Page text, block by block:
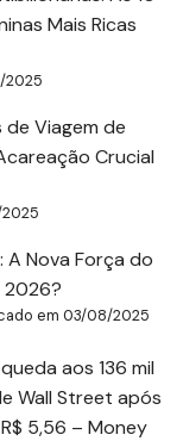
Mais Ricas
2025
de Viagem de
Crucial
A Nova Força do
2026?
em 03/08/2025
aos 136 mil
Wall Street após
5,56 – Money